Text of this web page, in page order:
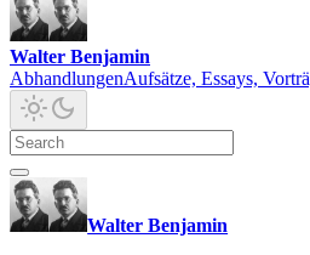
Walter Benjamin
AbhandlungenAufsätze, Essays,
Walter Benjamin